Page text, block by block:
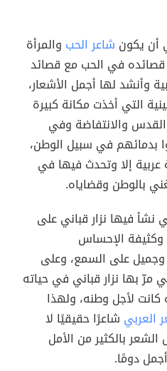
أن يكون شاعر الحب والمرأة
قصائده في الحب مع قصائد
وأنشد لها أجمل الأشعار،
التي أخذت مكانة كبيرة
والانتفاضة وفي
بدمائهم في سبيل الوطن،
عربية إلا وتحدث فيها في
بالوطن وقضاياه.
نشأ فيها نزار قباني على
وكثيفة الإحساس
على السمع، وعلى
مرّ بها نزار قباني في حياته
كانت لأجل وطنه، ولهذا
العربي شاعرًا حقيقيًا لا
بالكثير من الأمل
دومًا.